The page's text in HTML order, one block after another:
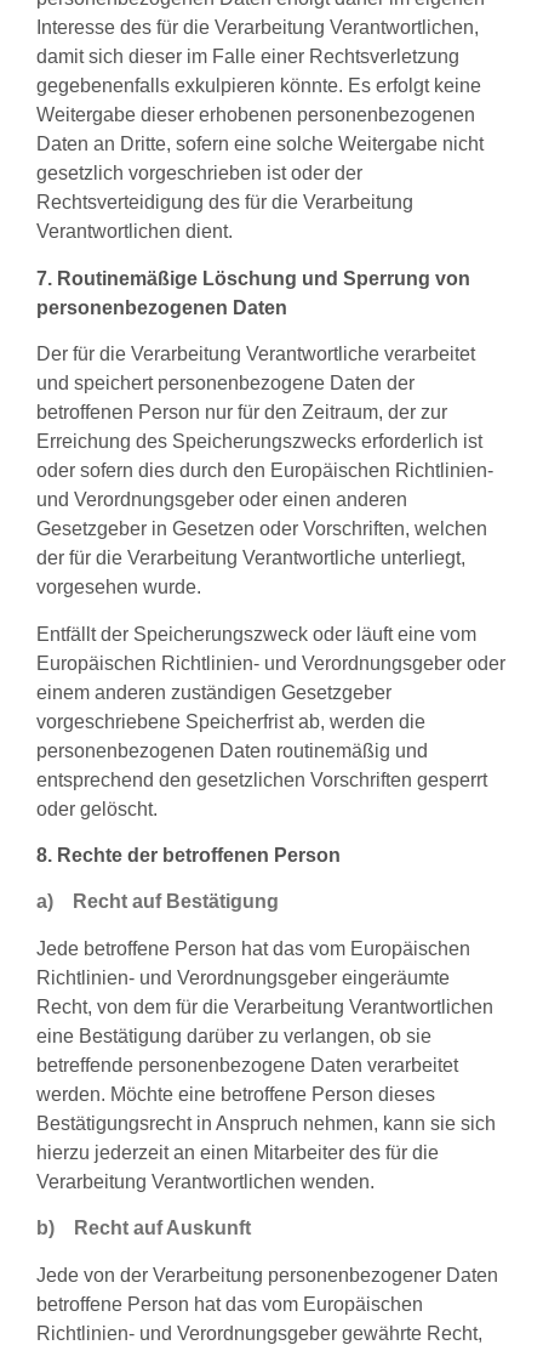
Interesse des für die Verarbeitung Verantwortlichen,
damit sich dieser im Falle einer Rechtsverletzung
gegebenenfalls exkulpieren könnte. Es erfolgt keine
Weitergabe dieser erhobenen personenbezogenen
Daten an Dritte, sofern eine solche Weitergabe nicht
gesetzlich vorgeschrieben ist oder der
Rechtsverteidigung des für die Verarbeitung
Verantwortlichen dient.
7. Routinemäßige Löschung und Sperrung von
personenbezogenen Daten
Der für die Verarbeitung Verantwortliche verarbeitet
und speichert personenbezogene Daten der
betroffenen Person nur für den Zeitraum, der zur
Erreichung des Speicherungszwecks erforderlich ist
oder sofern dies durch den Europäischen Richtlinien-
und Verordnungsgeber oder einen anderen
Gesetzgeber in Gesetzen oder Vorschriften, welchen
der für die Verarbeitung Verantwortliche unterliegt,
vorgesehen wurde.
Entfällt der Speicherungszweck oder läuft eine vom
Europäischen Richtlinien- und Verordnungsgeber oder
einem anderen zuständigen Gesetzgeber
vorgeschriebene Speicherfrist ab, werden die
personenbezogenen Daten routinemäßig und
entsprechend den gesetzlichen Vorschriften gesperrt
oder gelöscht.
8. Rechte der betroffenen Person
a) Recht auf Bestätigung
Jede betroffene Person hat das vom Europäischen
Richtlinien- und Verordnungsgeber eingeräumte
Recht, von dem für die Verarbeitung Verantwortlichen
eine Bestätigung darüber zu verlangen, ob sie
betreffende personenbezogene Daten verarbeitet
werden. Möchte eine betroffene Person dieses
Bestätigungsrecht in Anspruch nehmen, kann sie sich
hierzu jederzeit an einen Mitarbeiter des für die
Verarbeitung Verantwortlichen wenden.
b) Recht auf Auskunft
Jede von der Verarbeitung personenbezogener Daten
betroffene Person hat das vom Europäischen
Richtlinien- und Verordnungsgeber gewährte Recht,